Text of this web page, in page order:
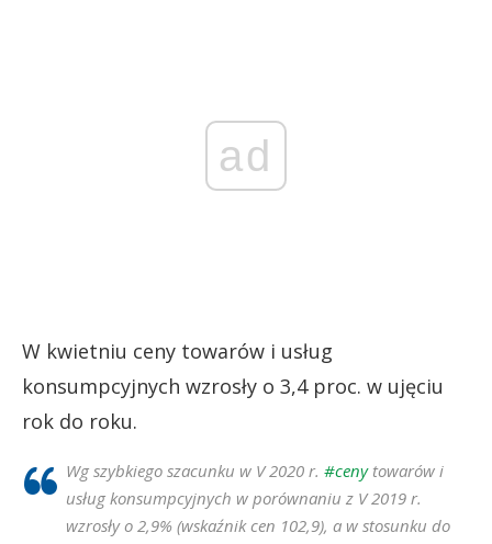
ad
W kwietniu ceny towarów i usług
konsumpcyjnych wzrosły o 3,4 proc. w ujęciu
rok do roku.
Wg szybkiego szacunku w V 2020 r. #cenytowarów i
usług konsumpcyjnych w porównaniu z V 2019 r.
wzrosły o 2,9% (wskaźnik cen 102,9), a w stosunku do